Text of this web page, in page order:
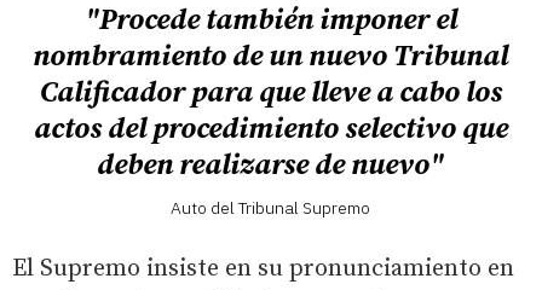
"Procede también imponer el
nombramiento de un nuevo Tribunal
Calificador para que lleve a cabo los
actos del procedimiento selectivo que
deben realizarse de nuevo"
Auto del Tribunal Supremo
El Supremo insiste en su pronunciamiento en